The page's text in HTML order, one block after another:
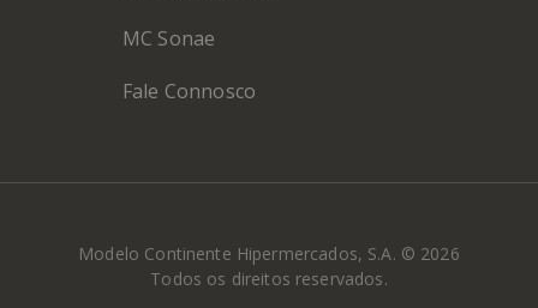
MC Sonae
Fale Connosco
Modelo Continente Hipermercados, S.A. © 2026
Todos os direitos reservados.